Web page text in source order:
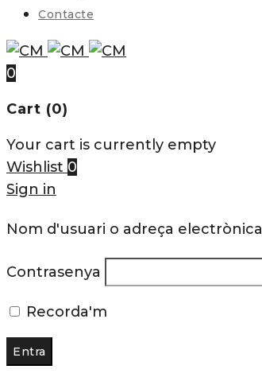
Contacte
0
Cart (0)
Your cart is currently empty
Wishlist 0
Sign in
Nom d'usuari o adreça electrònica
Contrasenya
Recorda'm